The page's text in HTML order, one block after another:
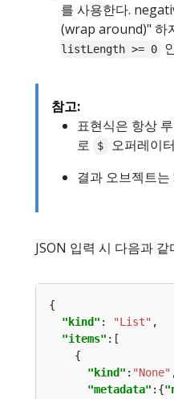
를 사용한다.
(wrap around)" 하
listLength >= 0
참고:
표현식은 항상
로
$
오퍼레이
결과 오브젝트
JSON 입력 시 다음과 같
"kind" : "List"
"items"
"kind" : "None"
"metadata" :{